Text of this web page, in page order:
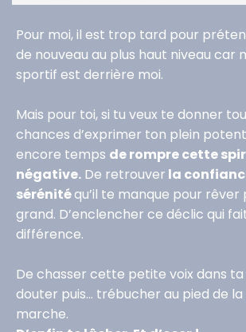
Pour moi, il est trop tard pour
de nouveau au plus haut niveau car
sportif est derrière moi.
Mais pour toi, si tu veux te donner
chances d’exprimer ton plein
encore temps de rompre cette
négative. De retrouver la
sérénitéqu’il te manque pour rêver
grand. D’enclencher ce déclic qui
différence.
De chasser cette petite voix dans
douter puis… trébucher au pied de
marche.